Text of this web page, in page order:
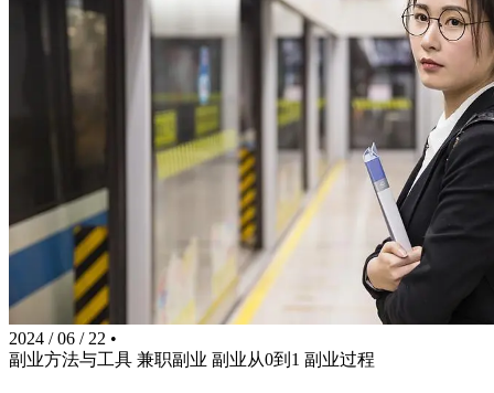
2024 / 06 / 22 •
副业方法与工具 兼职副业 副业从0到1 副业过程